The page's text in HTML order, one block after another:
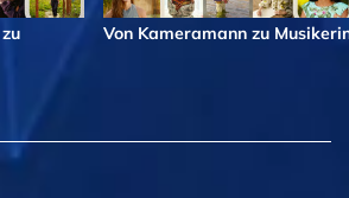
Von Kameramann zu